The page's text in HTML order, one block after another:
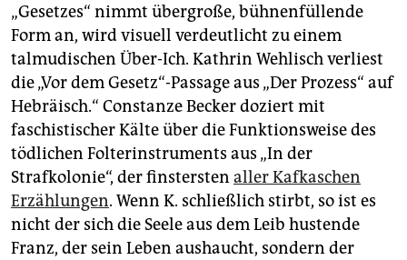
„Gesetzes“ nimmt übergroße, bühnenfüllende
Form an, wird visuell verdeutlicht zu einem
talmudischen Über-Ich. Kathrin Wehlisch verliest
die „Vor dem Gesetz“-Passage aus „Der Prozess“ auf
Hebräisch.“ Constanze Becker doziert mit
faschistischer Kälte über die Funktionsweise des
tödlichen Folterinstruments aus „In der
Strafkolonie“, der finstersten aller Kafkaschen
Erzählungen. Wenn K. schließlich stirbt, so ist es
nicht der sich die Seele aus dem Leib hustende
Franz, der sein Leben aushaucht, sondern der